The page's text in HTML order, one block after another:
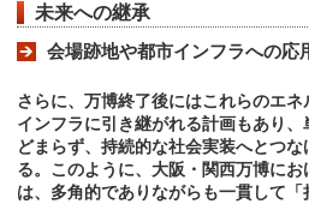
未来への継承
会場跡地や都市インフラへの応
さらに、万博終了後にはこれらのエ
インフラに引き継がれる計画もあり
どまらず、持続的な社会実装へとつ
る。このように、大阪・関西万博に
は、多角的でありながらも一貫して